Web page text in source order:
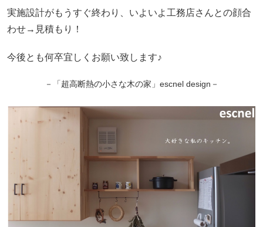
実施設計がもうすぐ終わり、いよいよ工務店さんとの顔合
わせ→見積もり！
今後とも何卒宜しくお願い致します♪
－「超高断熱の小さな木の家」escnel design－